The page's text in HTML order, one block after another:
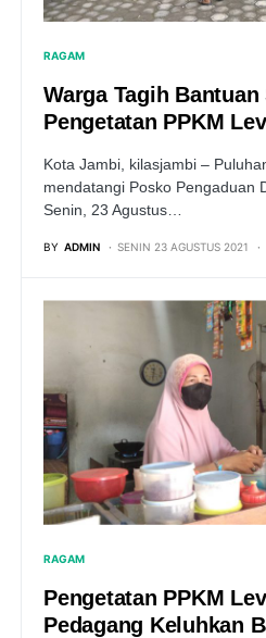
RAGAM
Warga Tagih Bantuan
Pengetatan PPKM
Kota Jambi, kilasjambi –
mendatangi Posko Pengaduan
Senin, 23 Agustus…
BY ADMIN SENIN 23 AGUSTUS 2021
RAGAM
Pengetatan PPKM
Pedagang Keluhkan